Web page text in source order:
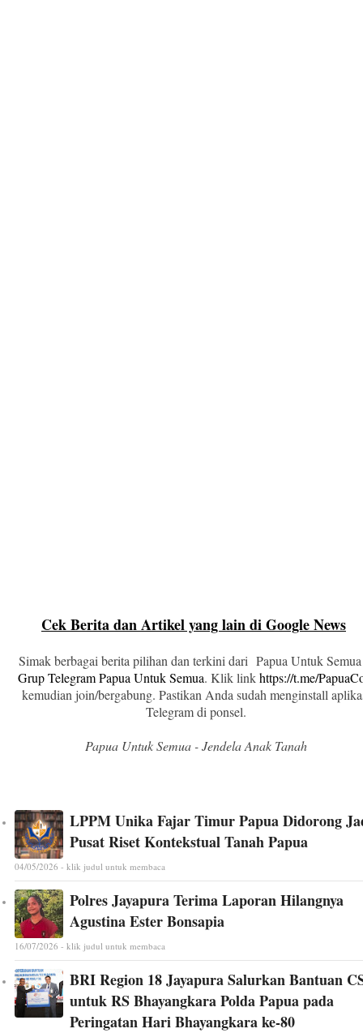
Cek Berita dan Artikel yang lain di Google News
Simak berbagai berita pilihan dan terkini dari Papua Untuk
Grup Telegram Papua Untuk Semua. Klik linkhttps://t.me/
kemudian join/bergabung. Pastikan Anda sudah menginstall
Telegram di ponsel.
Papua Untuk Semua - Jendela Anak Tanah
LPPM Unika Fajar Timur Papua Didorong
Pusat Riset Kontekstual Tanah Papua
04/05/2026 - klik judul untuk membaca
Polres Jayapura Terima Laporan Hilangnya
Agustina Ester Bonsapia
16/07/2026 - klik judul untuk membaca
BRI Region 18 Jayapura Salurkan Bantuan
untuk RS Bhayangkara Polda Papua pada
Peringatan Hari Bhayangkara ke-80